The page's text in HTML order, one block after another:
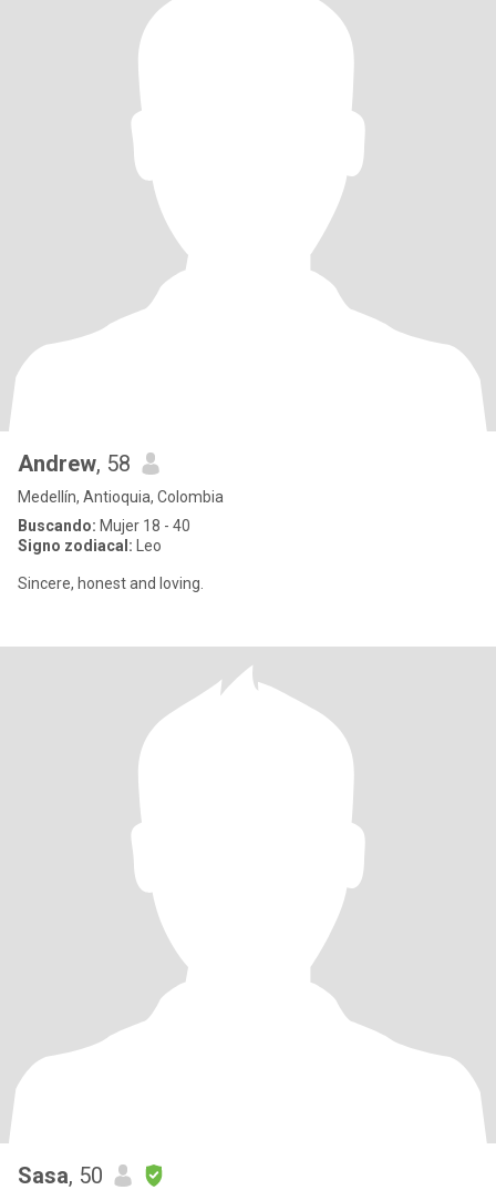
Andrew, 58
Medellín, Antioquia, Colombia
Buscando: Mujer 18 - 40
Signo zodiacal: Leo
Sincere, honest and loving.
Sasa, 50